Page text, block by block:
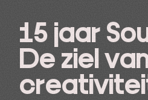
15 jaar
De ziel